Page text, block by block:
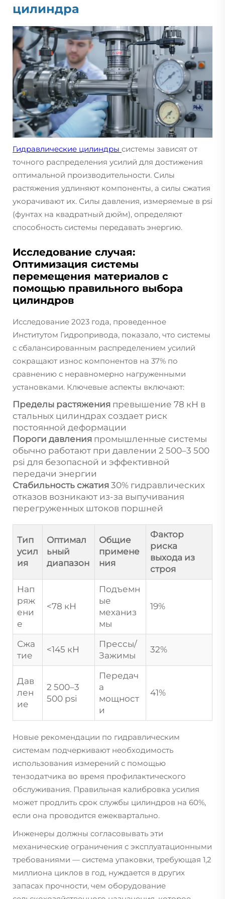
цилиндра
Гидравлические цилиндры системы зависят от
точного распределения усилий для достижения
оптимальной производительности. Силы
растяжения удлиняют компоненты, а силы сжатия
укорачивают их. Силы давления, измеряемые в psi
(фунтах на квадратный дюйм), определяют
способность системы передавать энергию.
Исследование случая:
Оптимизация системы
перемещения материалов с
помощью правильного выбора
цилиндров
Исследование 2023 года, проведенное
Институтом Гидропривода, показало, что системы
с сбалансированным распределением усилий
сокращают износ компонентов на 37% по
сравнению с неравномерно нагруженными
установками. Ключевые аспекты включают:
Пределы растяжения превышение 78 кН в
стальных цилиндрах создает риск
постоянной деформации
Пороги давления промышленные системы
обычно работают при давлении 2 500–3 500
psi для безопасной и эффективной
передачи энергии
Стабильность сжатия 30% гидравлических
отказов возникают из-за выпучивания
перегруженных штоков поршней
Тип
усил
ия
Оптимал
ьный
диапазон
Общие
примене
ния
Фактор
риска
выхода из
строя
Нап
ряж
ени
е
<78 кН
Подъемн
ые
механиз
мы
19%
Сжа
тие
<145 кН
Прессы/
Зажимы
32%
Дав
лен
ие
2 500–3
500 psi
Передач
а
мощност
и
41%
Новые рекомендации по гидравлическим
системам подчеркивают необходимость
использования измерений с помощью
тензодатчика во время профилактического
обслуживания. Правильная калибровка усилия
может продлить срок службы цилиндров на 60%,
если она проводится ежеквартально.
Инженеры должны согласовывать эти
механические ограничения с эксплуатационными
требованиями — система упаковки, требующая 1,2
миллиона циклов в год, нуждается в других
запасах прочности, чем оборудование